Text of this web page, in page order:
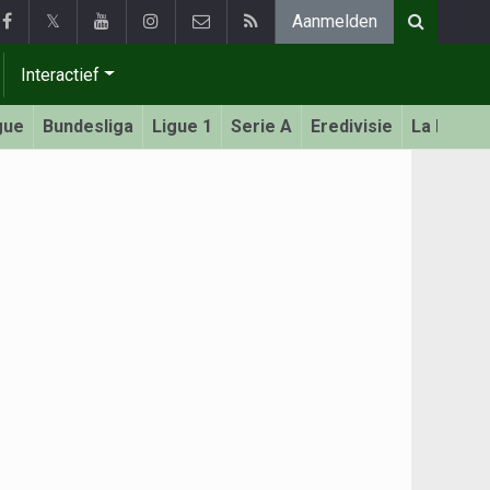
𝕏 Aanmelden
Interactief
Bundesliga Ligue 1 Serie A Eredivisie La Liga